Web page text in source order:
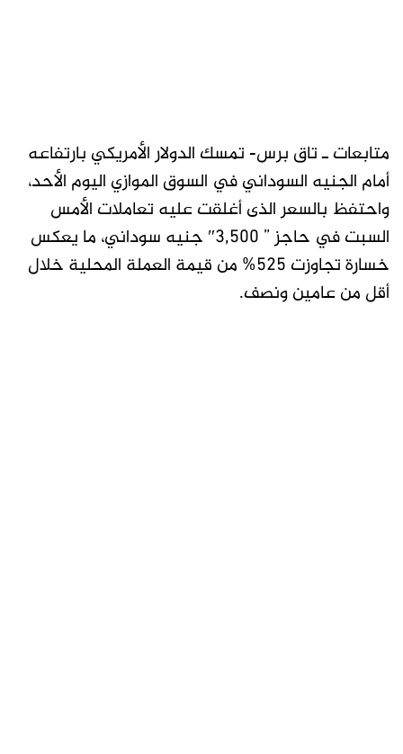
متابعات ـ تاق برس- تمسك الدولار الأمريكي بارتفاعه
أمام الجنيه السوداني في السوق الموازي اليوم الأحد،
واحتفظ بالسعر الذى أغلقت عليه تعاملات الأمس
السبت في حاجز ” 3,500″ جنيه سوداني، ما يعكس
خسارة تجاوزت 525% من قيمة العملة المحلية خلال
أقل من عامين ونصف.